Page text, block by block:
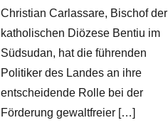
Christian Carlassare, Bischof der
katholischen Diözese Bentiu im
Südsudan, hat die führenden
Politiker des Landes an ihre
entscheidende Rolle bei der
Förderung gewaltfreier […]